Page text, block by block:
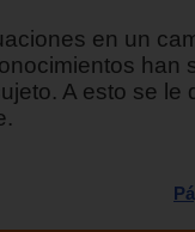
en un
han
A esto se le